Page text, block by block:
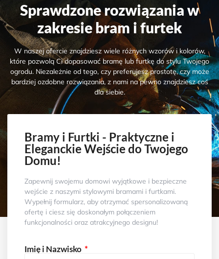
Sprawdzone rozwiązania w
zakresie bram i furtek
W naszej ofercie znajdziesz wiele różnych wzorów i kolorów,
które pozwolą Ci dopasować bramę lub furtkę do stylu Twojego
ogrodu. Niezależnie od tego, czy preferujesz prostotę, czy może
bardziej ozdobne rozwiązania, z nami na pewno znajdziesz coś
dla siebie.
Bramy i Furtki - Praktyczne i
Eleganckie Wejście do Twojego
Domu!
Zapewnij swojemu domowi wyjątkowe i bezpieczne
wejście z naszymi stylowymi bramami i furtkami.
Wypełnij formularz, aby otrzymać spersonalizowaną
ofertę i ciesz się doskonałym połączeniem
funkcjonalności oraz atrakcyjnego designu!
Imię i Nazwisko